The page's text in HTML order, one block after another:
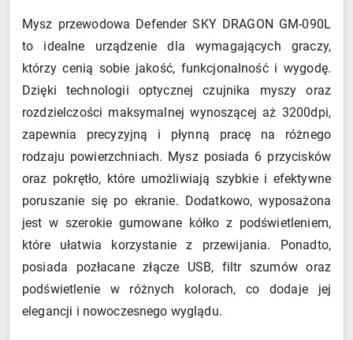
Mysz przewodowa Defender SKY DRAGON GM-090L
to idealne urządzenie dla wymagających graczy,
którzy cenią sobie jakość, funkcjonalność i wygodę.
Dzięki technologii optycznej czujnika myszy oraz
rozdzielczości maksymalnej wynoszącej aż 3200dpi,
zapewnia precyzyjną i płynną pracę na różnego
rodzaju powierzchniach. Mysz posiada 6 przycisków
oraz pokrętło, które umożliwiają szybkie i efektywne
poruszanie się po ekranie. Dodatkowo, wyposażona
jest w szerokie gumowane kółko z podświetleniem,
które ułatwia korzystanie z przewijania. Ponadto,
posiada pozłacane złącze USB, filtr szumów oraz
podświetlenie w różnych kolorach, co dodaje jej
elegancji i nowoczesnego wyglądu.